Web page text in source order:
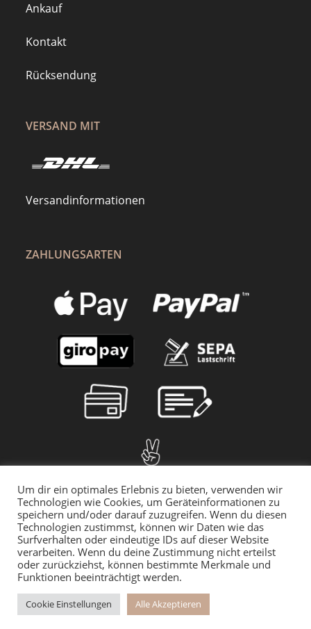
Ankauf
Kontakt
Rücksendung
VERSAND MIT
Versandinformationen
ZAHLUNGSARTEN
© 2025 myMILLA | Alle Preise inkl. der gesetzlichen MwSt. | *Gilt für
Um dir ein optimales Erlebnis zu bieten, verwenden wir
Technologien wie Cookies, um Geräteinformationen zu
speichern und/oder darauf zuzugreifen. Wenn du diesen
Technologien zustimmst, können wir Daten wie das
Surfverhalten oder eindeutige IDs auf dieser Website
verarbeiten. Wenn du deine Zustimmung nicht erteilst
oder zurückziehst, können bestimmte Merkmale und
Funktionen beeinträchtigt werden.
Cookie Einstellungen Alle Akzeptieren